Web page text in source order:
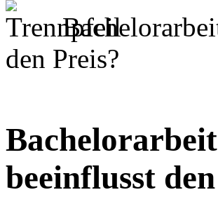
den Preis?
beeinflusst